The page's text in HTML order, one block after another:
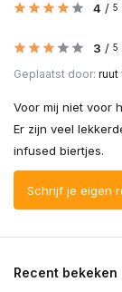
4 / 5
3 / 5
Geplaatst door: ruut
Voor mij niet voor
Er zijn veel
infused biertjes.
Schrijf je eigen
Recent bekeken